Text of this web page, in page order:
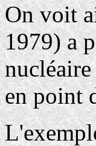
On voit
1979) a
en point